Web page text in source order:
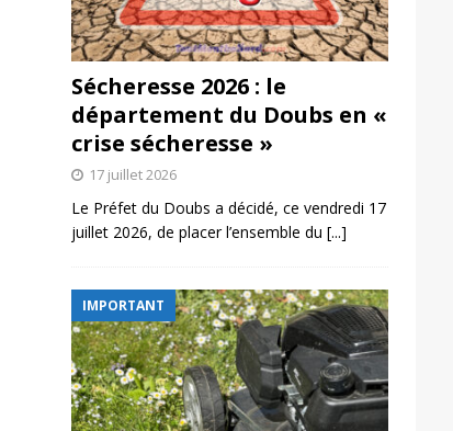
Sécheresse 2026 : le
département du Doubs en «
crise sécheresse »
17 juillet 2026
Le Préfet du Doubs a décidé, ce vendredi 17
juillet 2026, de placer l’ensemble du [...]
IMPORTANT